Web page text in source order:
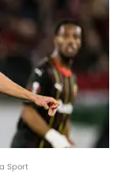
Sport